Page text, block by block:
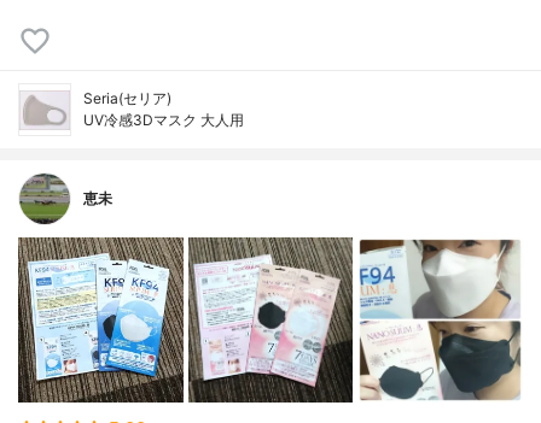
Seria(セリア)
UV冷感3Dマスク 大人用
恵未